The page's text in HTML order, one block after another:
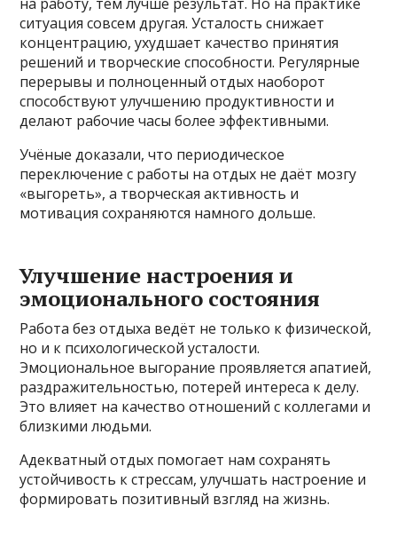
ситуация совсем другая. Усталость снижает
концентрацию, ухудшает качество принятия
решений и творческие способности. Регулярные
перерывы и полноценный отдых наоборот
способствуют улучшению продуктивности и
делают рабочие часы более эффективными.
Учёные доказали, что периодическое
переключение с работы на отдых не даёт мозгу
«выгореть», а творческая активность и
мотивация сохраняются намного дольше.
Улучшение настроения и
эмоционального состояния
Работа без отдыха ведёт не только к физической,
но и к психологической усталости.
Эмоциональное выгорание проявляется апатией,
раздражительностью, потерей интереса к делу.
Это влияет на качество отношений с коллегами и
близкими людьми.
Адекватный отдых помогает нам сохранять
устойчивость к стрессам, улучшать настроение и
формировать позитивный взгляд на жизнь.